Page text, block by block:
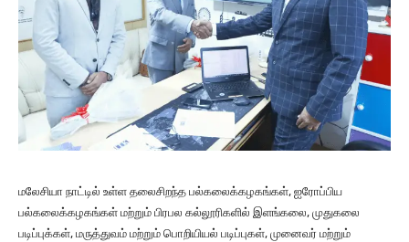
மலேசியா நாட்டில் உள்ள தலைசிறந்த பல்கலைக்கழகங்கள், ஐரோப்பிய
பல்கலைக்கழகங்கள் மற்றும் பிரபல கல்லூரிகளில் இளங்கலை, முதுகலை
படிப்புக்கள், மருத்துவம் மற்றும் பொறியியல் படிப்புகள், முனைவர் மற்றும்